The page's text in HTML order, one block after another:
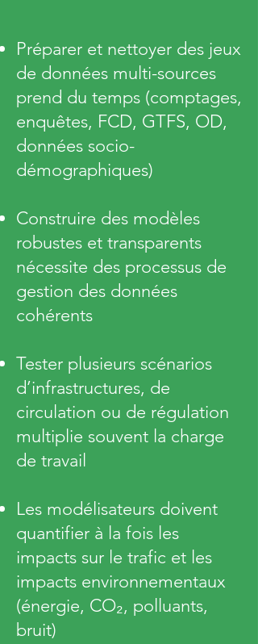
Préparer et nettoyer des jeux
de données multi-sources
prend du temps (comptages,
enquêtes, FCD, GTFS, OD,
données socio-
démographiques)
Construire des modèles
robustes et transparents
nécessite des processus de
gestion des données
cohérents
Tester plusieurs scénarios
d’infrastructures, de
circulation ou de régulation
multiplie souvent la charge
de travail
Les modélisateurs doivent
quantifier à la fois les
impacts sur le trafic et les
impacts environnementaux
(énergie, CO₂, polluants,
bruit)